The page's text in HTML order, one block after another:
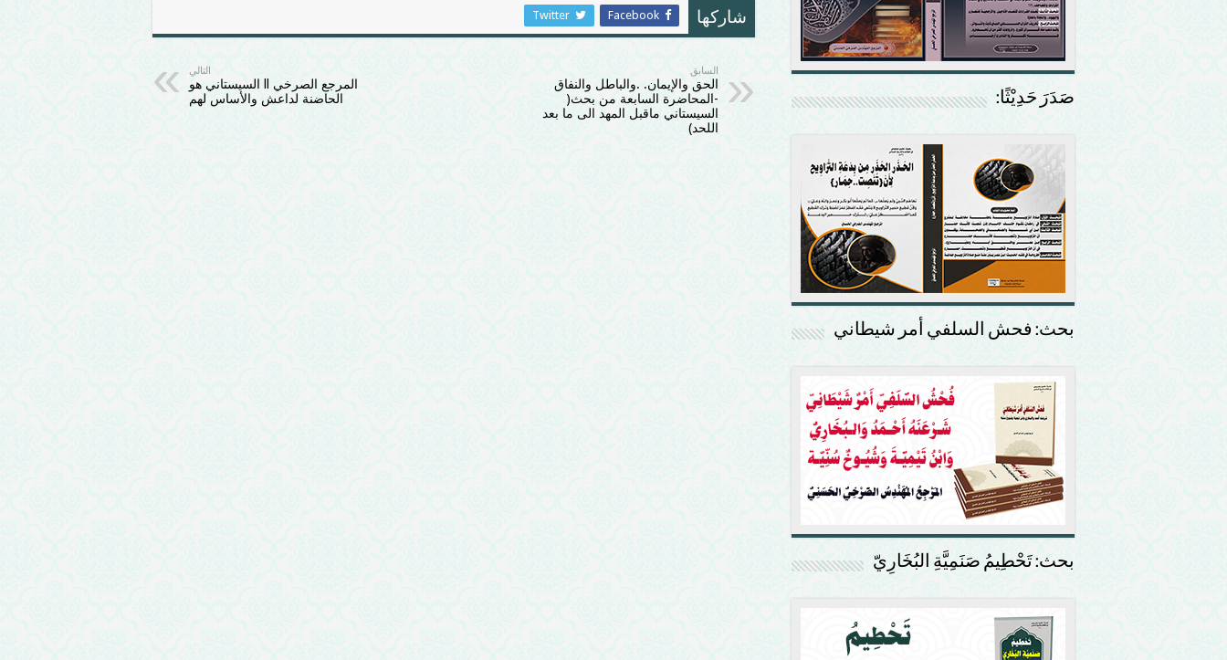
شاركها Facebook
Twitter
السابق
الحق والإيمان. .والباطل والنفاق
-المحاضرة السابعة من بحث(
السيستاني ماقبل المهد الى ما بعد
اللحد)
التالي
‏المرجع الصرخي‬ ll السيستاني هو
الحاضنة لداعش والأساس لهم
صَدَرَ حَدِيْثًا:
بحث: فحش السلفي أمر شيطاني
بحث: تَحْطِيمُ صَنَمِيَّةِ البُخَارِيّ